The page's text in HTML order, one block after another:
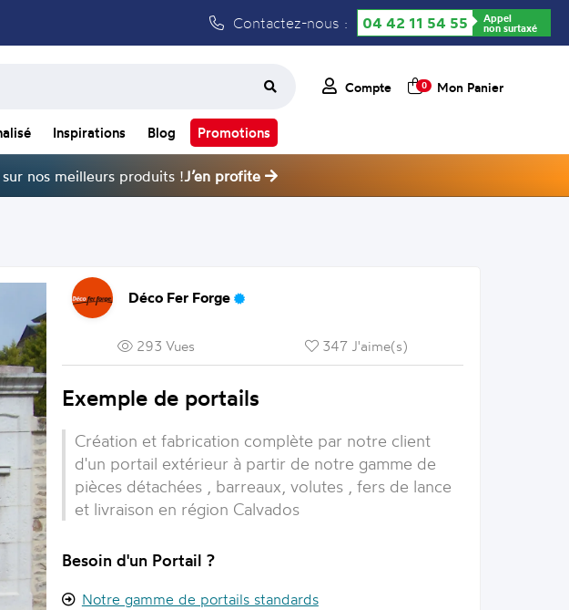
Contactez-nous : 04 42 11 54 55 Appel
non surtaxé
Compte 0 Mon Panier
Inspirations Blog Promotions
nos meilleurs produits !J’en profite
Déco Fer Forge
293 Vues 347 J'aime(s)
Exemple de portails
Création et fabrication complète par notre client
d'un portail extérieur à partir de notre gamme de
pièces détachées , barreaux, volutes , fers de lance
et livraison en région Calvados
Besoin d'un Portail ?
Notre gamme de portails standards